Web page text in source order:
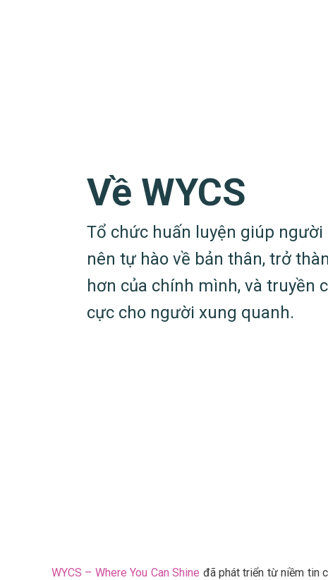
Về WYCS
Tổ chức huấn luyện giúp
nên tự hào về bản thân, trở
hơn của chính mình, và truyền
cực cho người xung quanh.
WYCS – Where You Can Shine đã phát triển từ niềm tin